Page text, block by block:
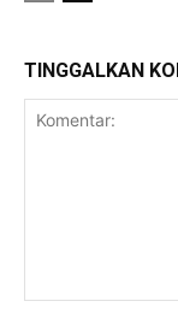
TINGGALKAN